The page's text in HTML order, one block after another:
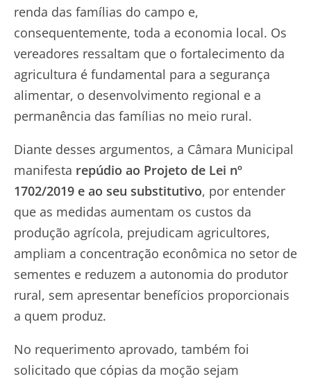
renda das famílias do campo e,
consequentemente, toda a economia local. Os
vereadores ressaltam que o fortalecimento da
agricultura é fundamental para a segurança
alimentar, o desenvolvimento regional e a
permanência das famílias no meio rural.
Diante desses argumentos, a Câmara Municipal
manifesta repúdio ao Projeto de Lei nº
1702/2019 e ao seu substitutivo, por entender
que as medidas aumentam os custos da
produção agrícola, prejudicam agricultores,
ampliam a concentração econômica no setor de
sementes e reduzem a autonomia do produtor
rural, sem apresentar benefícios proporcionais
a quem produz.
No requerimento aprovado, também foi
solicitado que cópias da moção sejam